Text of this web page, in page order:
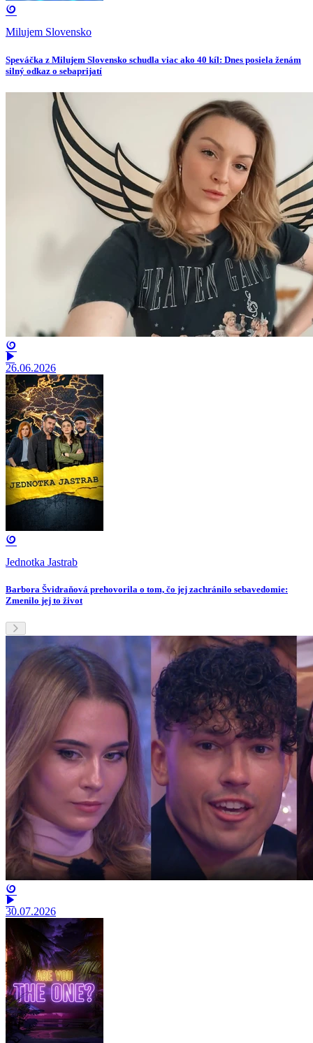
Milujem Slovensko
Speváčka z Milujem Slovensko schudla viac ako 40 kíl: Dnes posiela ženám
silný odkaz o sebaprijatí
26.06.2026
Jednotka Jastrab
Barbora Švidraňová prehovorila o tom, čo jej zachránilo sebavedomie:
Zmenilo jej to život
30.07.2026